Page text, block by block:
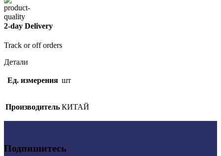
2-day Delivery
Track or off orders
Детали
Ед. измерения шт
Производитель КИТАЙ
Подпишитесь